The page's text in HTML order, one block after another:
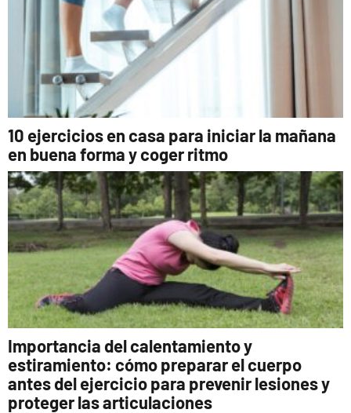
10 ejercicios en casa para iniciar la mañana
en buena forma y coger ritmo
Importancia del calentamiento y
estiramiento: cómo preparar el cuerpo
antes del ejercicio para prevenir lesiones y
proteger las articulaciones